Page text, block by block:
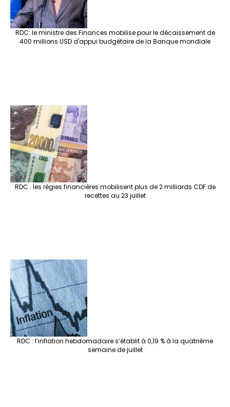
RDC: le ministre des Finances mobilise pour le décaissement de
400 millions USD d'appui budgétaire de la Banque mondiale
RDC : les régies financières mobilisent plus de 2 milliards CDF de
recettes au 23 juillet
RDC : l’inflation hebdomadaire s’établit à 0,19 % à la quatrième
semaine de juillet